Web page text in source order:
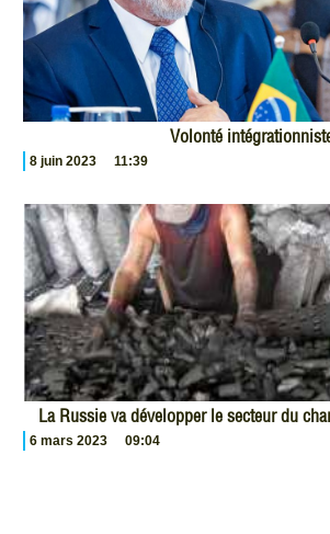
Volonté
8 juin 2023 11:39
La Russie va développer le secteur du
6 mars 2023 09:04